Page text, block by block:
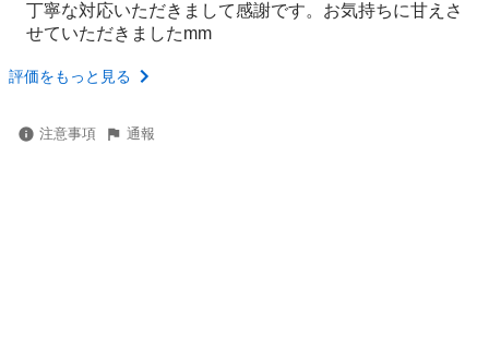
丁寧な対応いただきまして感謝です。お気持ちに甘えさ
せていただきましたmm
評価をもっと見る
注意事項 通報